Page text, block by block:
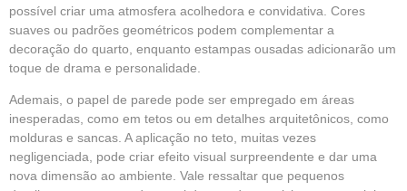
possível criar uma atmosfera acolhedora e convidativa. Cores
suaves ou padrões geométricos podem complementar a
decoração do quarto, enquanto estampas ousadas adicionarão um
toque de drama e personalidade.
Ademais, o papel de parede pode ser empregado em áreas
inesperadas, como em tetos ou em detalhes arquitetônicos, como
molduras e sancas. A aplicação no teto, muitas vezes
negligenciada, pode criar efeito visual surpreendente e dar uma
nova dimensão ao ambiente. Vale ressaltar que pequenos